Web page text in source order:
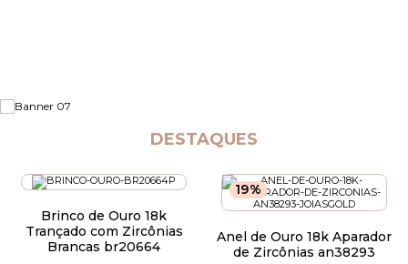
DESTAQUES
Brinco de Ouro 18k
Trançado com Zircônias
Brancas br20664
Anel de Ouro 18k Aparador
de Zircônias an38293
19%